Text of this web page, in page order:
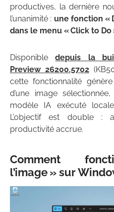
productives, la dernière
l’unanimité : une fonction «
dans le menu « Click to Do
Disponibledepuis la
Preview 26200.5702
cette fonctionnalité
d’une image
modèle IA exécuté
L’objectif est double :
productivité accrue.
Comment
l’image » sur